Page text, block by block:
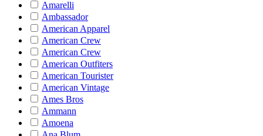
Amarelli
Ambassador
American Apparel
American Crew
American Crew
American Outfiters
American Tourister
American Vintage
Ames Bros
Ammann
Amoena